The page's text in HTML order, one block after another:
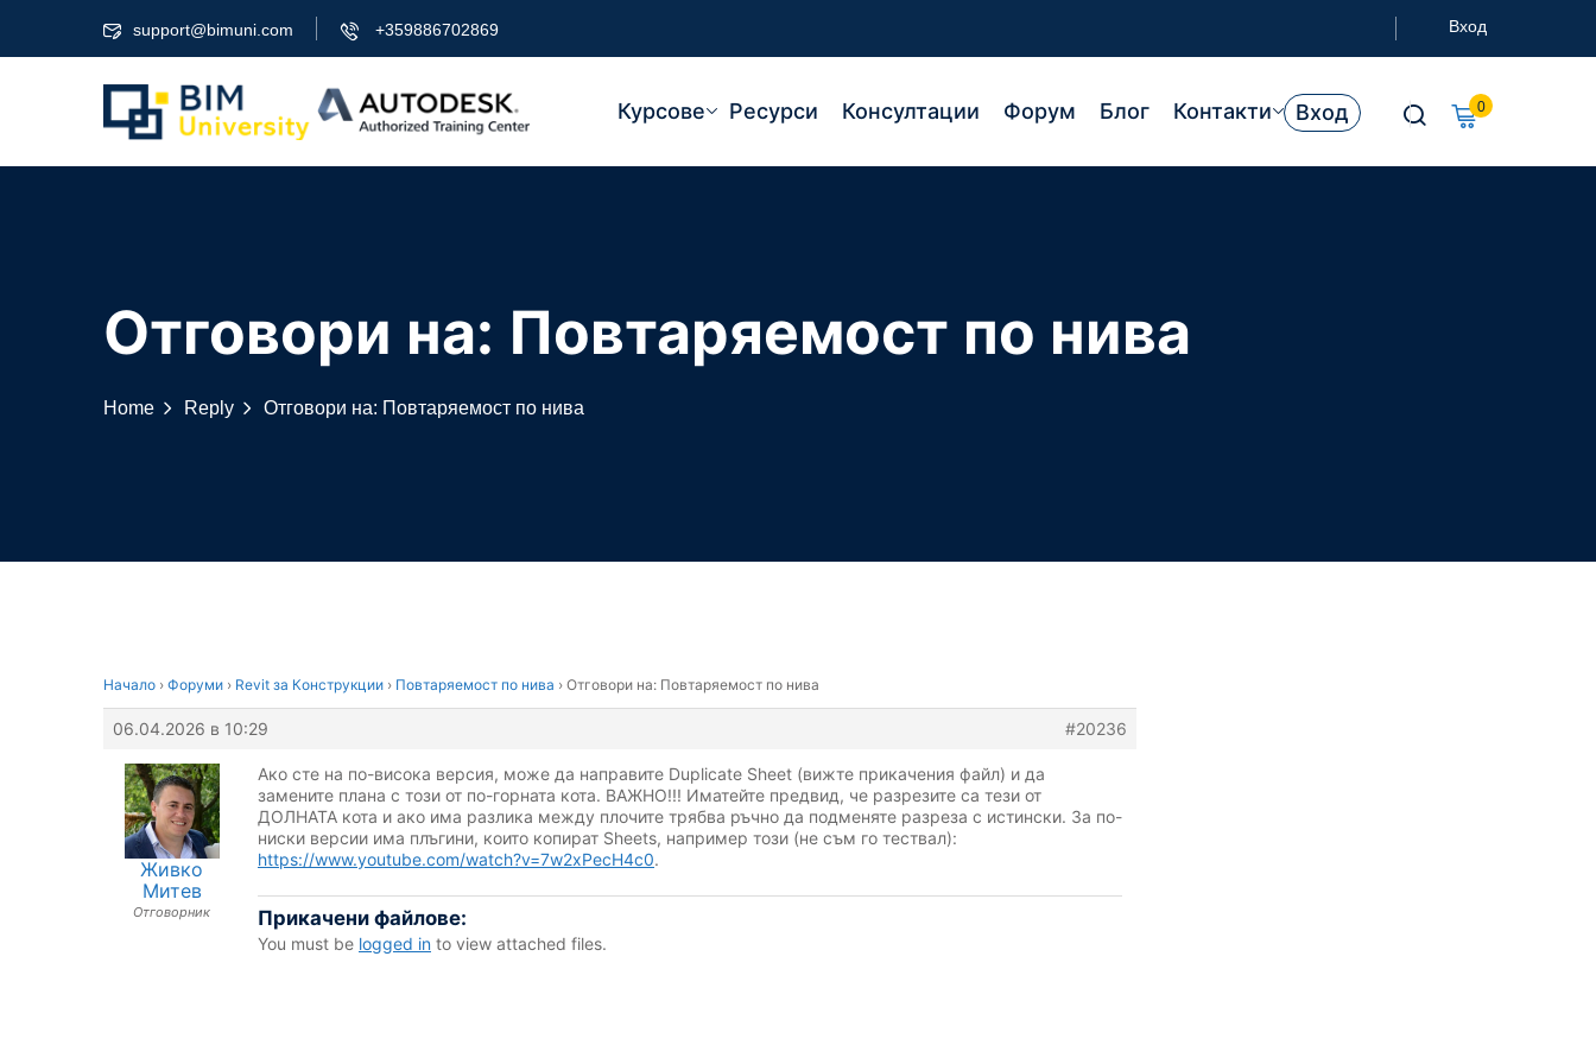
support@bimuni.com +359886702869 Вход
Курсове Ресурси Консултации Форум Блог Контакти Вход 0
Отговори на: Повтаряемост по нива
Home Reply Отговори на: Повтаряемост по нива
Начало › Форуми › Revit за Конструкции › Повтаряемост по нива › Отговори на: Повтаряемост по нива
06.04.2026 в 10:29 #20236
Живко
Митев
Отговорник
Ако сте на по-висока версия, може да направите Duplicate Sheet (вижте прикачения файл) и да
замените плана с този от по-горната кота. ВАЖНО!!! Иматейте предвид, че разрезите са тези от
ДОЛНАТА кота и ако има разлика между плочите трябва ръчно да подменяте разреза с истински. За по-
ниски версии има плъгини, които копират Sheets, например този (не съм го тествал):
https://www.youtube.com/watch?v=7w2xPecH4c0.
Прикачени файлове:
You must be logged in to view attached files.